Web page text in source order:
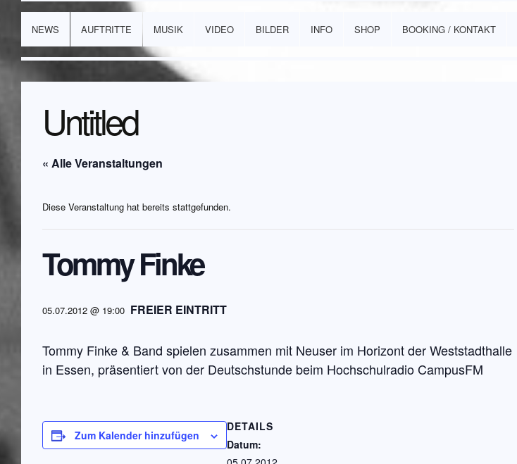
NEWS AUFTRITTE MUSIK VIDEO BILDER INFO SHOP BOOKING / KONTAKT
Untitled
« Alle Veranstaltungen
Diese Veranstaltung hat bereits stattgefunden.
Tommy Finke
05.07.2012 @ 19:00 FREIER EINTRITT
Tommy Finke & Band spielen zusammen mit Neuser im Horizont der Weststadthalle
in Essen, präsentiert von der Deutschstunde beim Hochschulradio CampusFM
Zum Kalender hinzufügen
DETAILS
Datum: